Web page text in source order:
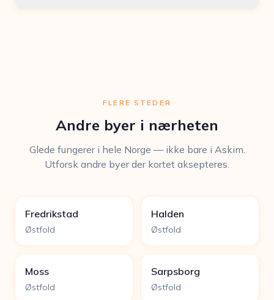
FLERE STEDER
Andre byer i nærheten
Glede fungerer i hele Norge — ikke bare i Askim.
Utforsk andre byer der kortet aksepteres.
Fredrikstad
Østfold
Halden
Østfold
Moss
Østfold
Sarpsborg
Østfold